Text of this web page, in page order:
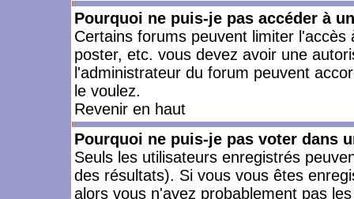
Pourquoi ne puis-je pas accéder à
Certains forums peuvent limiter
poster, etc. vous devez avoir une
l'administrateur du forum peuvent
le voulez.
Revenir en haut
Pourquoi ne puis-je pas voter dans
Seuls les utilisateurs enregistrés
des résultats). Si vous vous êtes
alors vous n'avez probablement pas